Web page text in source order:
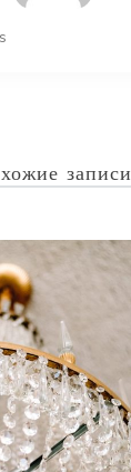
записи